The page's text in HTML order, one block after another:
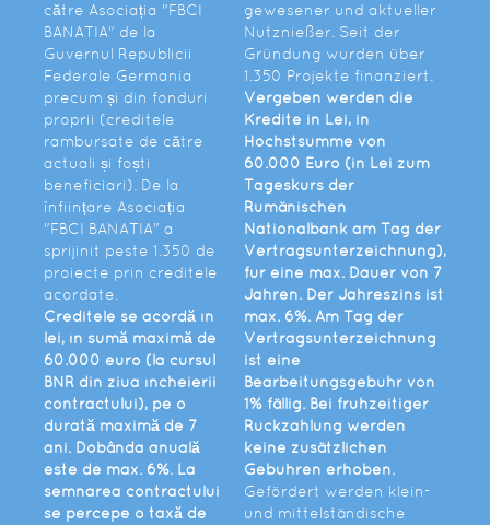
către Asociația "FBCI
BANATIA" de la
Guvernul Republicii
Federale Germania
precum și din fonduri
proprii (creditele
rambursate de către
actuali și foști
beneficiari). De la
înființare Asociația
"FBCI BANATIA" a
sprijinit peste 1.350 de
proiecte prin creditele
acordate.
Creditele se acordă în
lei, în sumă maximă de
60.000 euro (la cursul
BNR din ziua încheierii
contractului), pe o
durată maximă de 7
ani. Dobânda anuală
este de max. 6%. La
semnarea contractului
se percepe o taxă de
gewesener und aktueller
Nutznießer. Seit der
Gründung wurden über
1.350 Projekte finanziert.
Vergeben werden die
Kredite in Lei, in
Höchstsumme von
60.000 Euro (in Lei zum
Tageskurs der
Rumänischen
Nationalbank am Tag der
Vertragsunterzeichnung),
für eine max. Dauer von 7
Jahren. Der Jahreszins ist
max. 6%. Am Tag der
Vertragsunterzeichnung
ist eine
Bearbeitungsgebühr von
1% fällig. Bei frühzeitiger
Rückzahlung werden
keine zusätzlichen
Gebühren erhoben.
Gefördert werden klein-
und mittelständische